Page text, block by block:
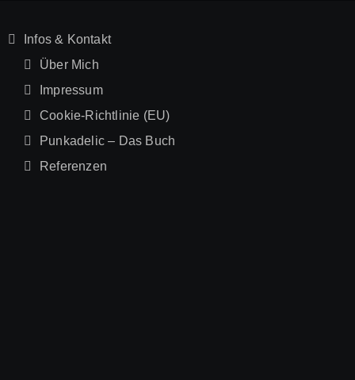
Infos & Kontakt
Über Mich
Impressum
Cookie-Richtlinie (EU)
Punkadelic – Das Buch
Referenzen